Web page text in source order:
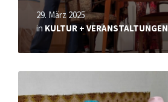
29. März 2025
in KULTUR + VERANSTALTUNGEN
Read